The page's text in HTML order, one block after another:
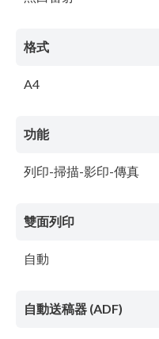
格式
A4
功能
列印-掃描-影印-傳真
雙面列印
自動
自動送稿器 (ADF)